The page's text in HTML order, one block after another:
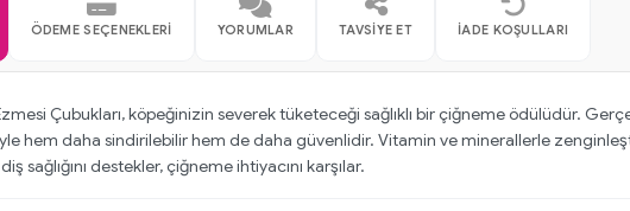
ÖDEME SEÇENEKLERI YORUMLAR TAVSIYE ET İADE KOŞULLARI
Çubukları, köpeğinizin severek tüketeceği sağlıklı bir çiğneme ödülüdür.
hem daha sindirilebilir hem de daha güvenlidir. Vitamin ve minerallerle
sağlığını destekler, çiğneme ihtiyacını karşılar.